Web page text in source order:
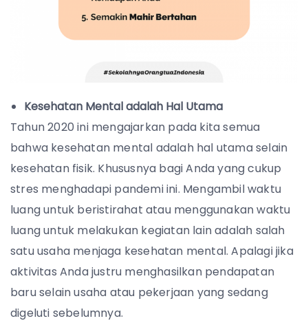
Kesehatan Mental adalah Hal Utama
Tahun 2020 ini mengajarkan pada kita semua
bahwa kesehatan mental adalah hal utama selain
kesehatan fisik. Khususnya bagi Anda yang cukup
stres menghadapi pandemi ini. Mengambil waktu
luang untuk beristirahat atau menggunakan waktu
luang untuk melakukan kegiatan lain adalah salah
satu usaha menjaga kesehatan mental. Apalagi jika
aktivitas Anda justru menghasilkan pendapatan
baru selain usaha atau pekerjaan yang sedang
digeluti sebelumnya.